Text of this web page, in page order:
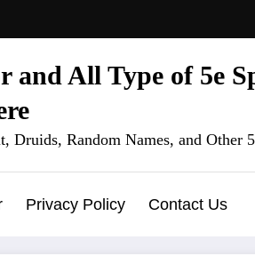
All Type of 5e
Random Names, and Other
Privacy Policy Contact Us